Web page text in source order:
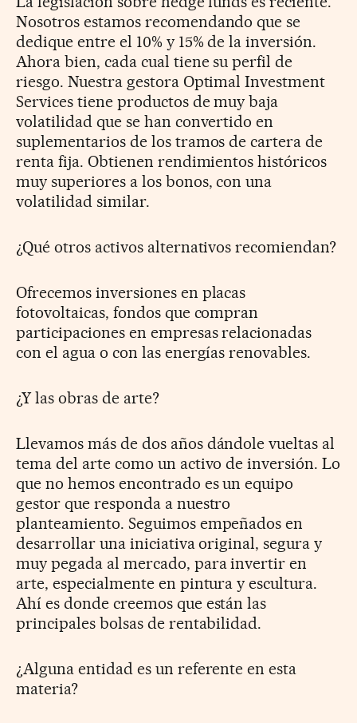
Nosotros estamos recomendando que se
dedique entre el 10% y 15% de la inversión.
Ahora bien, cada cual tiene su perfil de
riesgo. Nuestra gestora Optimal Investment
Services tiene productos de muy baja
volatilidad que se han convertido en
suplementarios de los tramos de cartera de
renta fija. Obtienen rendimientos históricos
muy superiores a los bonos, con una
volatilidad similar.
¿Qué otros activos alternativos recomiendan?
Ofrecemos inversiones en placas
fotovoltaicas, fondos que compran
participaciones en empresas relacionadas
con el agua o con las energías renovables.
¿Y las obras de arte?
Llevamos más de dos años dándole vueltas al
tema del arte como un activo de inversión. Lo
que no hemos encontrado es un equipo
gestor que responda a nuestro
planteamiento. Seguimos empeñados en
desarrollar una iniciativa original, segura y
muy pegada al mercado, para invertir en
arte, especialmente en pintura y escultura.
Ahí es donde creemos que están las
principales bolsas de rentabilidad.
¿Alguna entidad es un referente en esta
materia?